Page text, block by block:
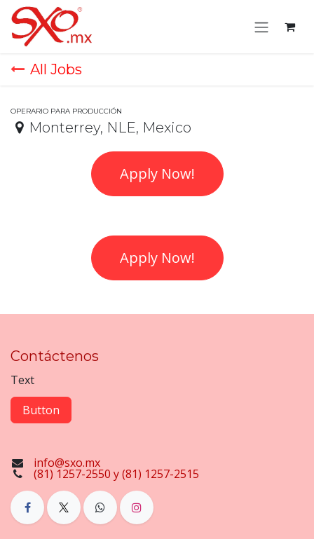
Skip to Content
All Jobs
OPERARIO PARA PRODUCCIÓN
Monterrey, NLE, Mexico
Apply Now!
Apply Now!
Contáctenos
Text
Button
info@sxo.mx
(81) 1257-2550 y (81) 1257-2515